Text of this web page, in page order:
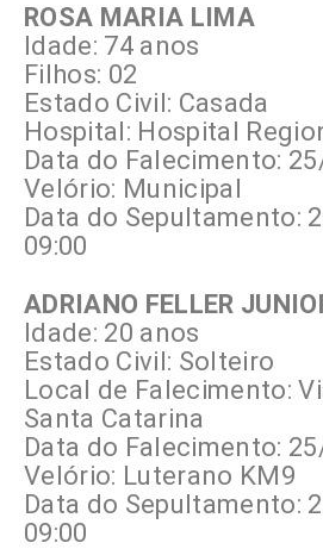
ROSA MARIA LIMA
Idade: 74 anos
Filhos: 02
Estado Civil: Casada
Hospital: Hospital
Data do Falecimento:
Velório: Municipal
Data do Sepultamento:
09:00
ADRIANO FELLER
Idade: 20 anos
Estado Civil: Solteiro
Local de Falecimento:
Santa Catarina
Data do Falecimento:
Velório: Luterano KM9
Data do Sepultamento:
09:00